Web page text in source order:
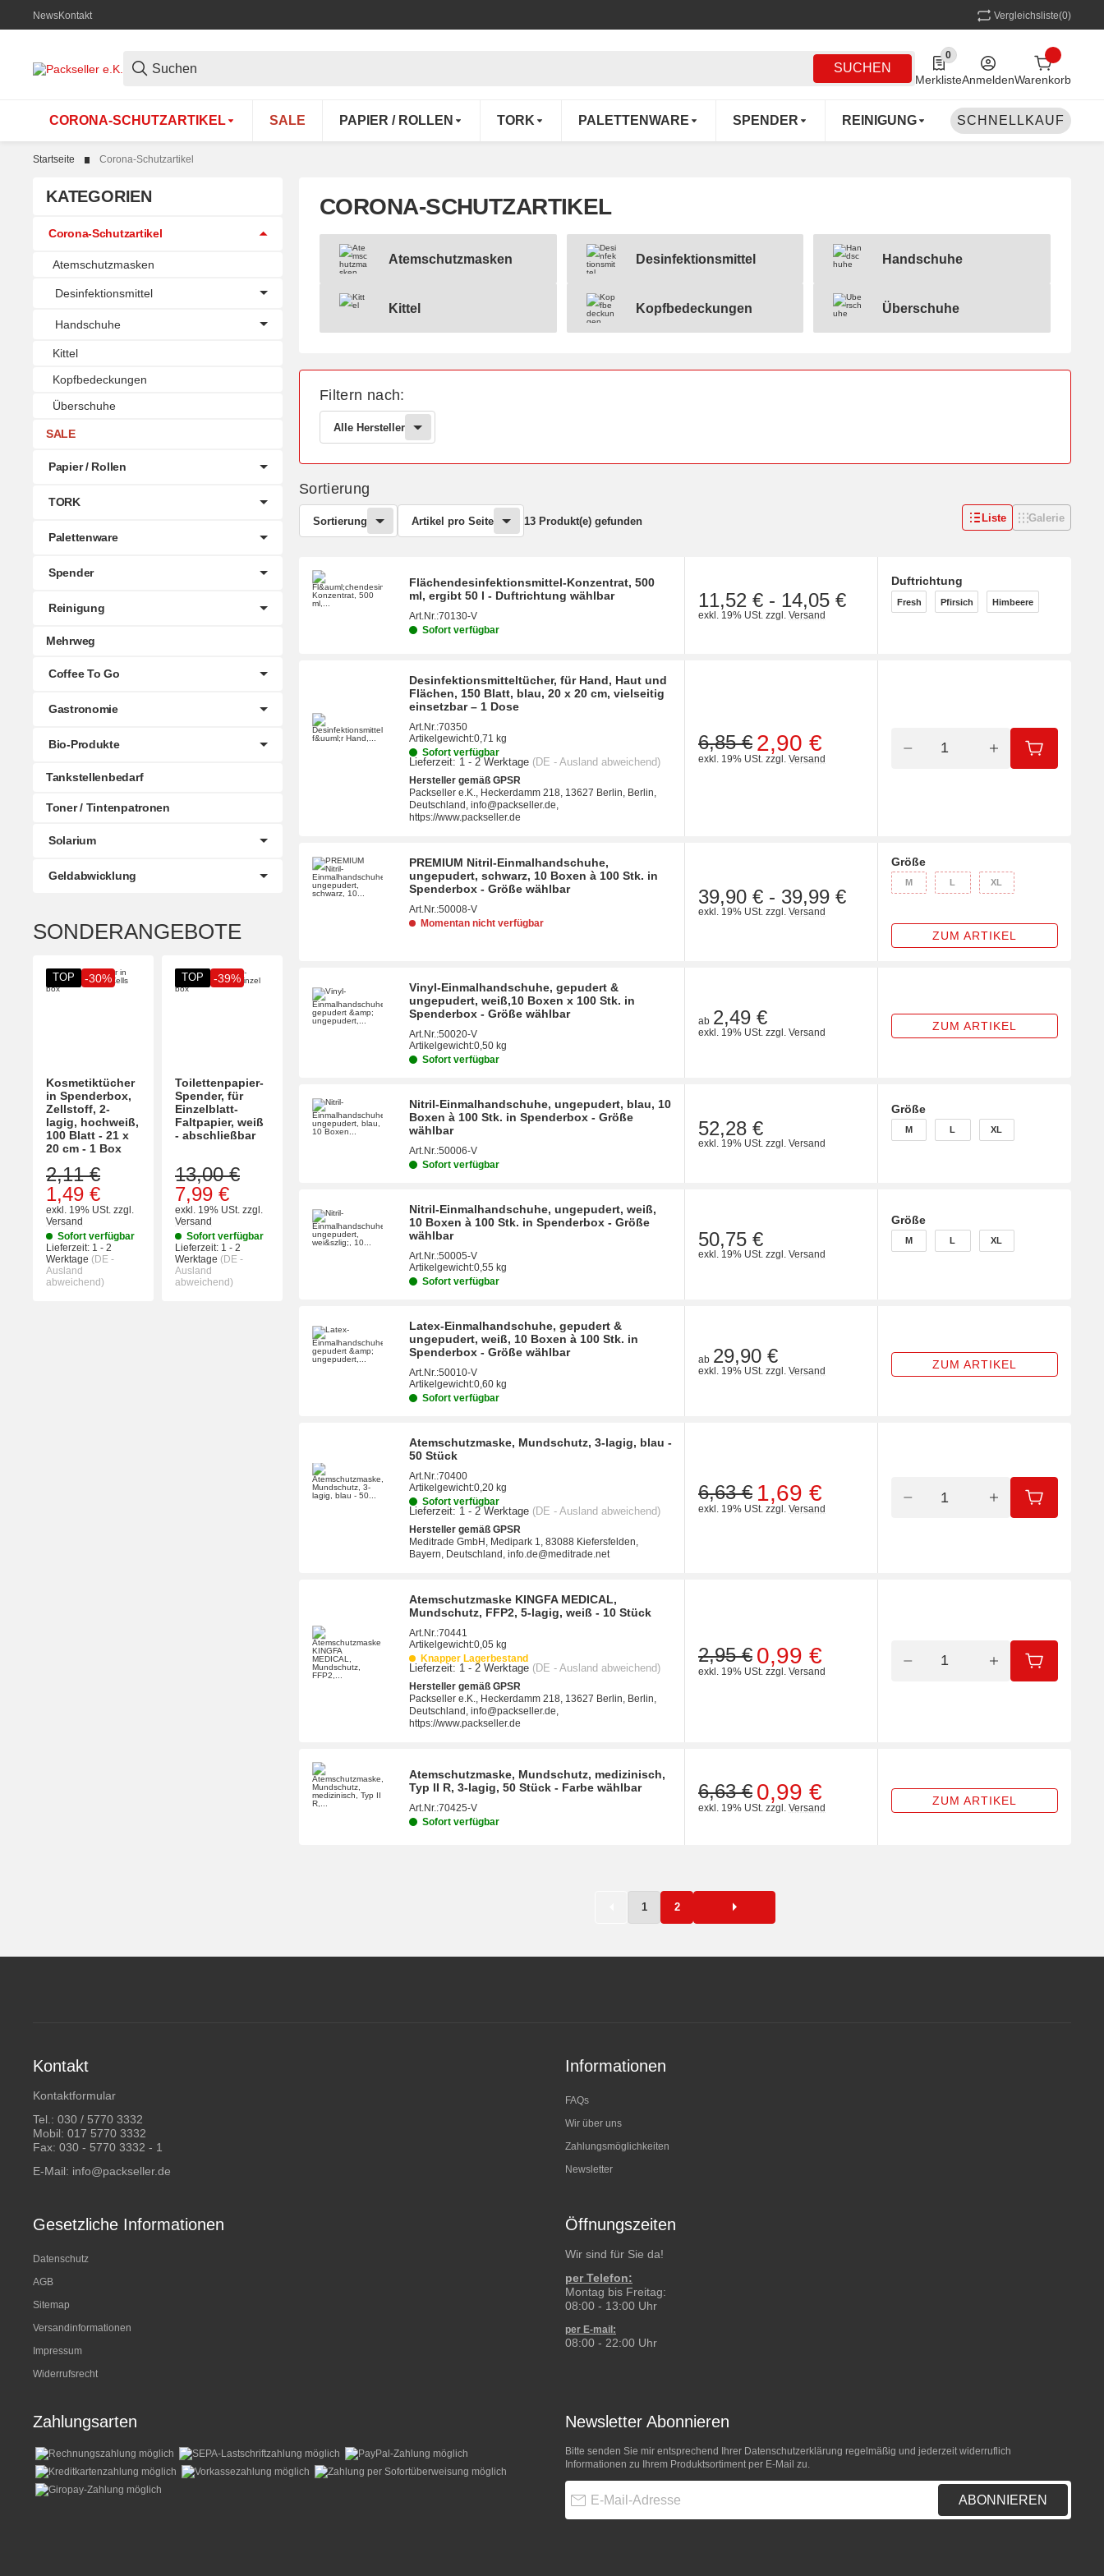
NewsKontakt Vergleichsliste(0)
SUCHEN
0
0 Produkte in der Liste
MerklisteAnmeldenWarenkorb
CORONA-SCHUTZARTIKEL SALE PAPIER / ROLLEN TORK PALETTENWARE SPENDER REINIGUNG MEHRWEG
SCHNELLKAUF
Startseite Corona-Schutzartikel
CORONA-SCHUTZARTIKEL
Atemschutzmasken
Atemschutzmasken
Desinfektionsmittel
Desinfektionsmittel
Handschuhe
Handschuhe
Kittel
Kopfbedeckungen
Kopfbedeckungen
Überschuhe
Überschuhe
Filtern nach:
Alle Hersteller
Sortierung
Sortierung Artikel pro Seite 13 Produkt(e) gefunden Liste Galerie
Flächendesinfektionsmittel-Konzentrat, 500
ml, ergibt 50 l - Duftrichtung wählbar
Art.Nr.:70130-V
Sofort verfügbar
11,52 € - 14,05 €
exkl. 19% USt. zzgl. Versand
Duftrichtung
wählen
Fresh
Fresh Pfirsich
Pfirsich Himbeere
Himbeere
Desinfektionsmitteltücher, für Hand, Haut und
Flächen, 150 Blatt, blau, 20 x 20 cm, vielseitig
einsetzbar – 1 Dose
Art.Nr.:70350
Artikelgewicht:0,71 kg
Sofort verfügbar
Lieferzeit: 1 - 2 Werktage (DE - Ausland abweichend)
Hersteller gemäß GPSR
Packseller e.K., Heckerdamm 218, 13627 Berlin, Berlin,
Deutschland, info@packseller.de,
https://www.packseller.de
2,90 €
6,85 €
exkl. 19% USt. zzgl. Versand IN DEN
PREMIUM Nitril-Einmalhandschuhe,
ungepudert, schwarz, 10 Boxen à 100 Stk. in
Spenderbox - Größe wählbar
Art.Nr.:50008-V
Momentan nicht verfügbar
39,90 € - 39,99 €
exkl. 19% USt. zzgl. Versand
Größe
wählen
MM L XLXL
ZUM ARTIKEL
Vinyl-Einmalhandschuhe, gepudert &
ungepudert, weiß,10 Boxen x 100 Stk. in
Spenderbox - Größe wählbar
Art.Nr.:50020-V
Artikelgewicht:0,50 kg
Sofort verfügbar
ab 2,49 €
exkl. 19% USt. zzgl. Versand ZUM ARTIKEL
Nitril-Einmalhandschuhe, ungepudert, blau, 10
Boxen à 100 Stk. in Spenderbox - Größe
wählbar
Art.Nr.:50006-V
Sofort verfügbar
52,28 €
exkl. 19% USt. zzgl. Versand
Größe
wählen
MM LL XL
XL
Nitril-Einmalhandschuhe, ungepudert, weiß,
10 Boxen à 100 Stk. in Spenderbox - Größe
wählbar
Art.Nr.:50005-V
Artikelgewicht:0,55 kg
Sofort verfügbar
50,75 €
exkl. 19% USt. zzgl. Versand
Größe
wählen
MM LL XL
XL
Latex-Einmalhandschuhe, gepudert &
ungepudert, weiß, 10 Boxen à 100 Stk. in
Spenderbox - Größe wählbar
Art.Nr.:50010-V
Artikelgewicht:0,60 kg
Sofort verfügbar
ab 29,90 €
exkl. 19% USt. zzgl. Versand ZUM ARTIKEL
Atemschutzmaske, Mundschutz, 3-lagig, blau -
50 Stück
Art.Nr.:70400
Artikelgewicht:0,20 kg
Sofort verfügbar
Lieferzeit: 1 - 2 Werktage (DE - Ausland abweichend)
Hersteller gemäß GPSR
Meditrade GmbH, Medipark 1, 83088 Kiefersfelden,
Bayern, Deutschland, info.de@meditrade.net
1,69 €
6,63 €
exkl. 19% USt. zzgl. Versand IN DEN
Atemschutzmaske KINGFA MEDICAL,
Mundschutz, FFP2, 5-lagig, weiß - 10 Stück
Art.Nr.:70441
Artikelgewicht:0,05 kg
Knapper Lagerbestand
Lieferzeit: 1 - 2 Werktage (DE - Ausland abweichend)
Hersteller gemäß GPSR
Packseller e.K., Heckerdamm 218, 13627 Berlin, Berlin,
Deutschland, info@packseller.de,
https://www.packseller.de
0,99 €
2,95 €
exkl. 19% USt. zzgl. Versand IN DEN
Atemschutzmaske, Mundschutz, medizinisch,
Typ II R, 3-lagig, 50 Stück - Farbe wählbar
Art.Nr.:70425-V
Sofort verfügbar
0,99 €
6,63 €
exkl. 19% USt. zzgl. Versand
ZUM ARTIKEL
1 2
KATEGORIEN
Corona-Schutzartikel
Atemschutzmasken
Desinfektionsmittel
Handschuhe
Kittel
Kopfbedeckungen
Überschuhe
SALE
Papier / Rollen
TORK
Palettenware
Spender
Reinigung
Mehrweg
Coffee To Go
Gastronomie
Bio-Produkte
Tankstellenbedarf
Toner / Tintenpatronen
Solarium
Geldabwicklung
SONDERANGEBOTE
TOP -30%
Kosmetiktücher
in Spenderbox,
Zellstoff, 2-
lagig, hochweiß,
100 Blatt - 21 x
20 cm - 1 Box
1,49 €
2,11 €
exkl. 19% USt. zzgl.
Versand
Sofort verfügbar
Lieferzeit: 1 - 2
Werktage (DE -
Ausland
abweichend)
TOP -39%
Toilettenpapier-
Spender, für
Einzelblatt-
Faltpapier, weiß
- abschließbar
7,99 €
13,00 €
exkl. 19% USt. zzgl.
Versand
Sofort verfügbar
Lieferzeit: 1 - 2
Werktage (DE -
Ausland
abweichend)
Kontakt
Kontaktformular
Tel.: 030 / 5770 3332
Mobil: 017 5770 3332
Fax: 030 - 5770 3332 - 1
E-Mail: info@packseller.de
Informationen
FAQs
Wir über uns
Zahlungsmöglichkeiten
Newsletter
Gesetzliche Informationen
Datenschutz
AGB
Sitemap
Versandinformationen
Impressum
Widerrufsrecht
Öffnungszeiten
Wir sind für Sie da!
per Telefon:
Montag bis Freitag:
08:00 - 13:00 Uhr
per E-mail:
08:00 - 22:00 Uhr
Zahlungsarten Newsletter Abonnieren
Bitte senden Sie mir entsprechend Ihrer Datenschutzerklärung regelmäßig und jederzeit widerruflich
Informationen zu Ihrem Produktsortiment per E-Mail zu.
ABONNIEREN